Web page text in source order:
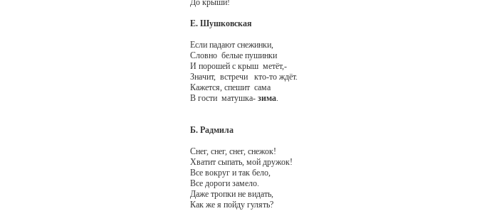
До крыши!
Е. Шушковская
Если падают снежинки,
Словно белые пушинки
И порошей с крыш метёт,-
Значит, встречи кто-то ждёт.
Кажется, спешит сама
В гости матушка-зима.
Б. Радмила
Снег, снег, снег, снежок!
Хватит сыпать, мой дружок!
Все вокруг и так бело,
Все дороги замело.
Даже тропки не видать,
Как же я пойду гулять?